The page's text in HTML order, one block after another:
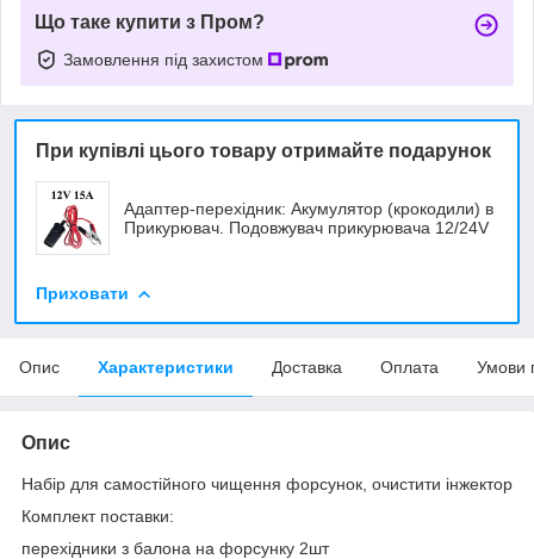
Що таке купити з Пром?
Замовлення під захистом
При купівлі цього товару отримайте подарунок
Адаптер-перехідник: Акумулятор (крокодили) в
Прикурювач. Подовжувач прикурювача 12/24V
Приховати
Опис Характеристики Доставка Оплата Умови
Опис
Набір для самостійного чищення форсунок, очистити інжектор
Комплект поставки:
перехідники з балона на форсунку 2шт